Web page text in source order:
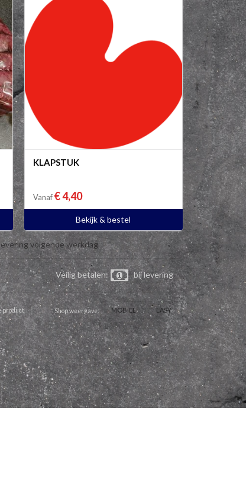
KLAPSTUK
Vanaf € 4,40
Bekijk & bestel
volgende werkdag
Veilig betalen: bij levering
product Shop weergave: MOBIEL EASY